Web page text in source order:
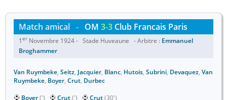
Match amical - OM 3-3 Club Francais Paris
1er Novembre 1924 - Stade Huveaune - Arbitre : Emmanuel
Broghammer
Van Ruymbeke, Seitz, Jacquier, Blanc, Hutois, Subrini, Devaquez, Van
Ruymbeke, Boyer, Crut, Durbec
Boyer(') Crut(') Crut(30')